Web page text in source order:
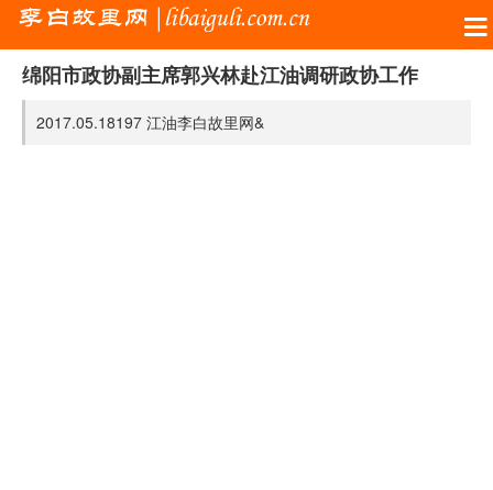
绵阳市政协副主席郭兴林赴江油调研政协工作
2017.05.18197 江油李白故里网&